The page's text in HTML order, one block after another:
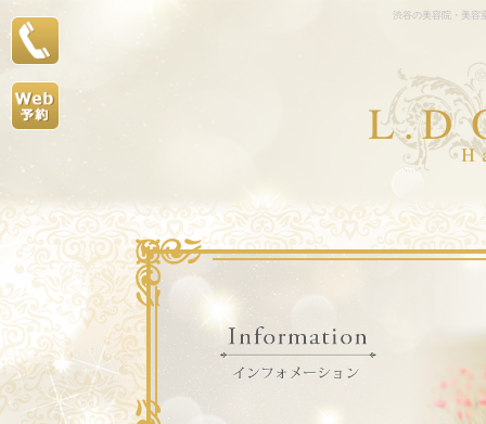
渋谷の美容院・美容